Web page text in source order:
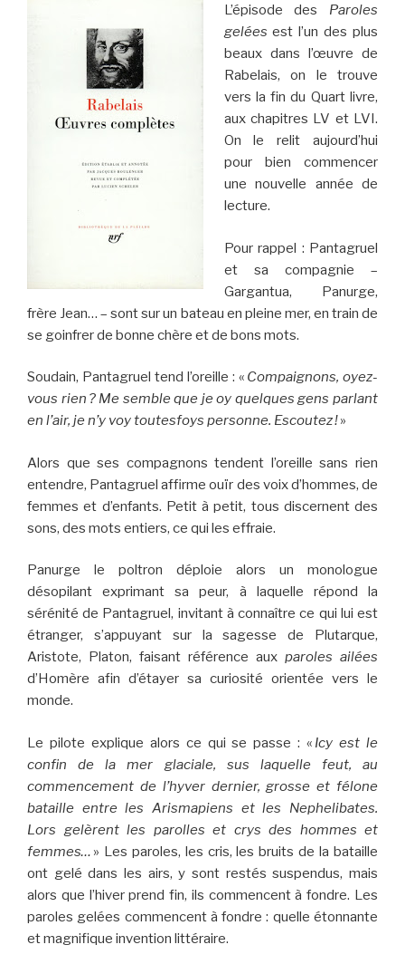
L’épisode des Paroles
gelées est l’un des plus
beaux dans l’œuvre de
Rabelais, on le trouve
vers la fin du Quart livre,
aux chapitres LV et LVI.
On le relit aujourd’hui
pour bien commencer
une nouvelle année de
lecture.
Pour rappel : Pantagruel
et sa compagnie –
Gargantua, Panurge,
frère Jean… – sont sur un bateau en pleine mer, en train de
se goinfrer de bonne chère et de bons mots.
Soudain, Pantagruel tend l’oreille : « Compaignons, oyez-
vous rien ? Me semble que je oy quelques gens parlant
en l’air, je n’y voy toutesfoys personne. Escoutez !»
Alors que ses compagnons tendent l’oreille sans rien
entendre, Pantagruel affirme ouïr des voix d’hommes, de
femmes et d’enfants. Petit à petit, tous discernent des
sons, des mots entiers, ce qui les effraie.
Panurge le poltron déploie alors un monologue
désopilant exprimant sa peur, à laquelle répond la
sérénité de Pantagruel, invitant à connaître ce qui lui est
étranger, s’appuyant sur la sagesse de Plutarque,
Aristote, Platon, faisant référence aux paroles ailées
d’Homère afin d’étayer sa curiosité orientée vers le
monde.
Le pilote explique alors ce qui se passe : « Icy est le
confin de la mer glaciale, sus laquelle feut, au
commencement de l’hyver dernier, grosse et félone
bataille entre les Arismapiens et les Nephelibates.
Lors gelèrent les parolles et crys des hommes et
femmes… » Les paroles, les cris, les bruits de la bataille
ont gelé dans les airs, y sont restés suspendus, mais
alors que l’hiver prend fin, ils commencent à fondre. Les
paroles gelées commencent à fondre : quelle étonnante
et magnifique invention littéraire.